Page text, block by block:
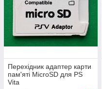
Перехідник адаптер карти
пам'яті MicroSD для PS
Vita